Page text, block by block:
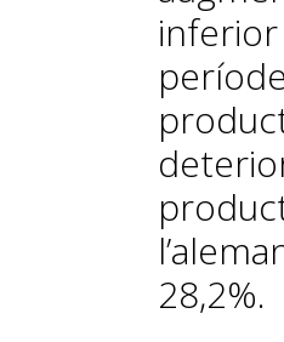
inferior
28,2%.